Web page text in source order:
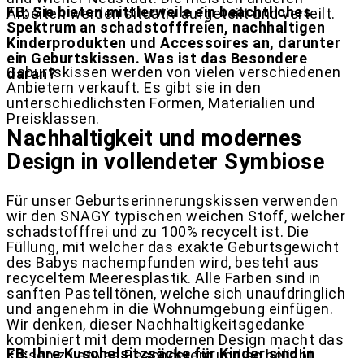
Arbeiten werden situativ aufgeteilt und verteilt.
FB: Sie bieten mittlerweile ein beachtliches
Spektrum an schadstofffreien, nachhaltigen
Kinderprodukten und Accessoires an, darunter
ein Geburtskissen. Was ist das Besondere
daran?
Geburtskissen werden von vielen verschiedenen
Anbietern verkauft. Es gibt sie in den
unterschiedlichsten Formen, Materialien und
Preisklassen.
Nachhaltigkeit und modernes
Design in vollendeter Symbiose
Für unser Geburtserinnerungskissen verwenden
wir den SNAGY typischen weichen Stoff, welcher
schadstofffrei und zu 100% recycelt ist. Die
Füllung, mit welcher das exakte Geburtsgewicht
des Babys nachempfunden wird, besteht aus
recyceltem Meeresplastik. Alle Farben sind in
sanften Pastelltönen, welche sich unaufdringlich
und angenehm in die Wohnumgebung einfügen.
Wir denken, dieser Nachhaltigkeitsgedanke
kombiniert mit dem modernen Design macht das
FB: Ihre Kuschelsitzsäcke für Kinder sind in